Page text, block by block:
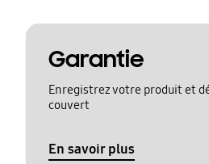
Garantie
Enregistrez votre produit et
couvert
En savoir plus